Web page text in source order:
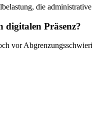
die
digitalen Präsenz?
vor